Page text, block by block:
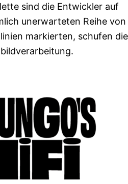
sind die Entwickler auf
unerwarteten Reihe von
markierten, schufen die